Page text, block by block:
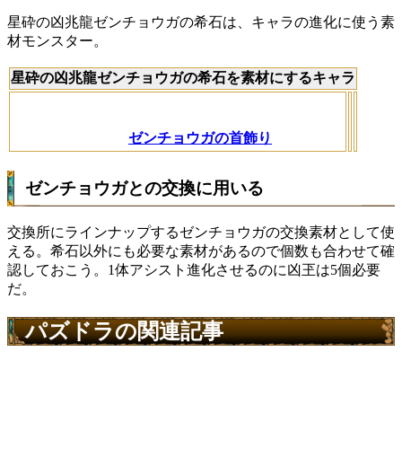
星砕の凶兆龍ゼンチョウガの希石は、キャラの進化に使う素
材モンスター。
星砕の凶兆龍ゼンチョウガの希石を素材にするキャラ
ゼンチョウガの首飾り
ゼンチョウガとの交換に用いる
交換所にラインナップするゼンチョウガの交換素材として使
える。希石以外にも必要な素材があるので個数も合わせて確
認しておこう。1体アシスト進化させるのに凶玊は5個必要
だ。
パズドラの関連記事